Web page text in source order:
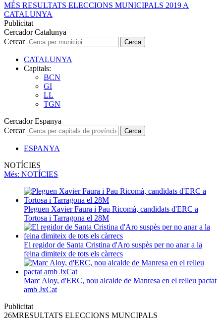
MÉS RESULTATS ELECCIONS MUNICIPALS 2019 A
CATALUNYA
Publicitat
Cercador Catalunya
Cercar
Cerca
CATALUNYA
Capitals:
BCN
GI
LL
TGN
Cercador Espanya
Cercar
Cerca
ESPANYA
NOTÍCIES
Més: NOTÍCIES
Pleguen Xavier Faura i Pau Ricomà, candidats d'ERC a
Tortosa i Tarragona el 28M
El regidor de Santa Cristina d'Aro suspès per no anar a la
feina dimiteix de tots els càrrecs
Marc Aloy, d'ERC, nou alcalde de Manresa en el relleu pactat
amb JxCat
Publicitat
26MRESULTATS ELECCIONS MUNCIPALS